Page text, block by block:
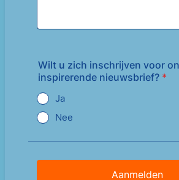
Wilt u zich inschrijven voor
inspirerende nieuwsbrief? *
Ja
Nee
Aanmelden